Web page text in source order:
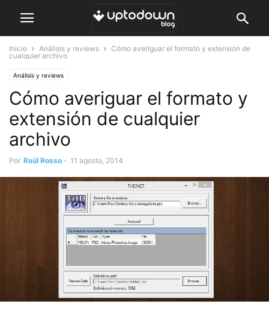
Inicio Análisis y reviews
Cómo averiguar el formato y extensión de
cualquier archivo
Análisis y reviews
Cómo averiguar el formato y
extensión de cualquier
archivo
Por Raúl Rosso - 11 agosto, 2014